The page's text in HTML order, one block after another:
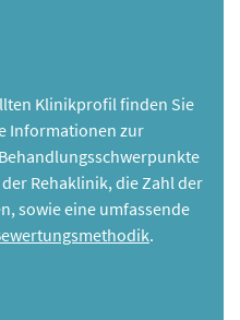
Klinikprofil finden Sie
Informationen zur
Rehaklinik, die Zahl der
sowie eine umfassende
.